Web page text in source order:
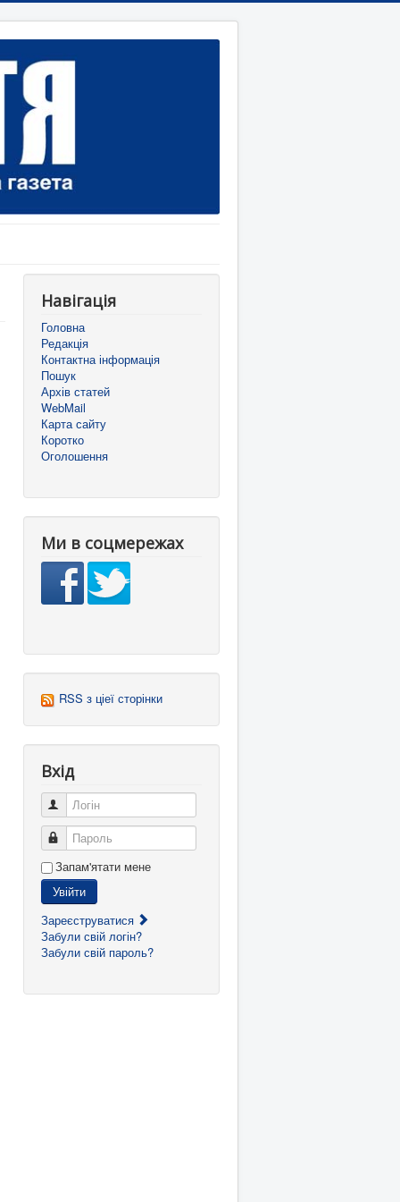
Навігація
Головна
Редакція
Контактна інформація
Пошук
Архів статей
WebMail
Карта сайту
Коротко
Оголошення
Ми в соцмережах
RSS з ціеї сторінки
Вхід
Логін
Пароль
Запам'ятати мене
Увійти
Зареєструватися
Забули свій логін?
Забули свій пароль?